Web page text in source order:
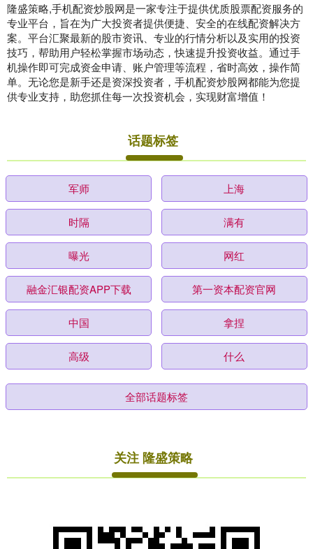
隆盛策略,手机配资炒股网是一家专注于提供优质股票配资服务的
专业平台，旨在为广大投资者提供便捷、安全的在线配资解决方
案。平台汇聚最新的股市资讯、专业的行情分析以及实用的投资
技巧，帮助用户轻松掌握市场动态，快速提升投资收益。通过手
机操作即可完成资金申请、账户管理等流程，省时高效，操作简
单。无论您是新手还是资深投资者，手机配资炒股网都能为您提
供专业支持，助您抓住每一次投资机会，实现财富增值！
话题标签
军师 上海
时隔 满有
曝光 网红
融金汇银配资APP下载 第一资本配资官网
中国 拿捏
高级 什么
全部话题标签
关注 隆盛策略